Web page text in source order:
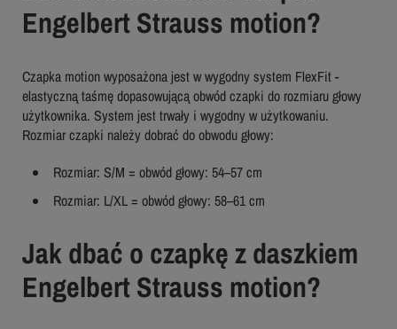
Engelbert Strauss motion?
Czapka motion wyposażona jest w wygodny system FlexFit -
elastyczną taśmę dopasowującą obwód czapki do rozmiaru głowy
użytkownika. System jest trwały i wygodny w użytkowaniu.
Rozmiar czapki należy dobrać do obwodu głowy:
Rozmiar: S/M = obwód głowy: 54–57 cm
Rozmiar: L/XL = obwód głowy: 58–61 cm
Jak dbać o czapkę z daszkiem
Engelbert Strauss motion?